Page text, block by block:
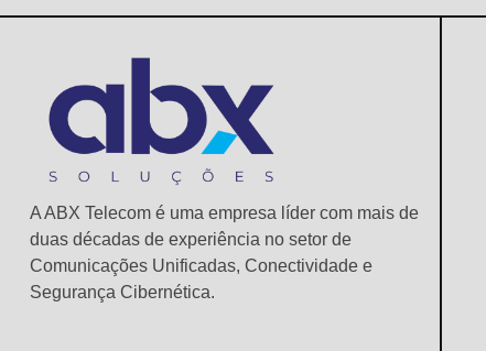
A ABX Telecom é uma empresa líder com mais de
duas décadas de experiência no setor de
Comunicações Unificadas, Conectividade e
Segurança Cibernética.